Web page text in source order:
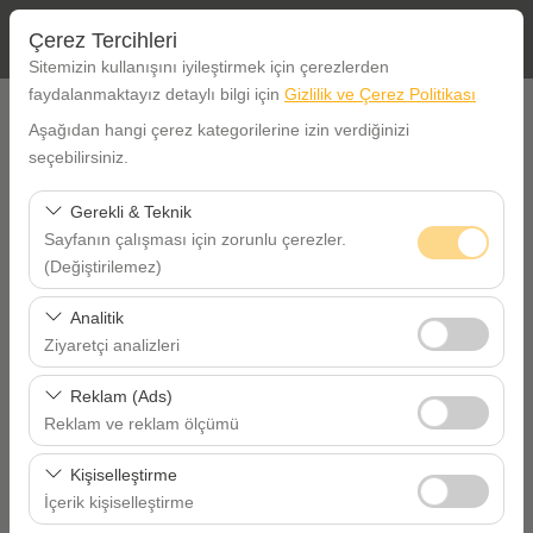
Çerez Tercihleri
Sitemizin kullanışını iyileştirmek için çerezlerden
faydalanmaktayız detaylı bilgi için Gizlilik ve Çerez Politikası
Aşağıdan hangi çerez kategorilerine izin verdiğinizi
seçebilirsiniz.
Gerekli & Teknik
Sayfanın çalışması için zorunlu çerezler.
(Değiştirilemez)
Bu çerezler sitenin doğru şekilde çalışması, güvenlik,
oturum yönetimi ve temel işlevler için gereklidir. Devre
dışı bırakılamaz.
Analitik
Ziyaretçi analizleri
Bu çerezler, sitemizin nasıl kullanıldığını (ziyaretçi sayısı,
en çok ziyaret edilen sayfalar, kullanıcı davranışları)
analiz etmemizi sağlar. Bu veriler, web sitesi
performansını ölçmek ve kullanıcı deneyimini sürekli
iyileştirmek için kullanılır.
Reklam (Ads)
Reklam ve reklam ölçümü
Bu çerezler, size ilgi alanlarınıza uygun kişiselleştirilmiş
reklamlar göstermemize ve reklam kampanyalarımızın
etkinliğini (gösterim sayısı, tıklama oranı) ölçmemize
Kişiselleştirme
İçerik kişiselleştirme
ALIŞ BİLGİLERİ
Aracı farklı bir lokasyona bırakacağım
İstanbul Havalimanı (ISL)
ALIŞ TARİHİ SAAT